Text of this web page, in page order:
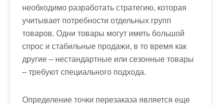
необходимо разработать стратегию, которая
учитывает потребности отдельных групп
товаров. Одни товары могут иметь большой
спрос и стабильные продажи, в то время как
другие – нестандартные или сезонные товары
– требуют специального подхода.
Определение точки перезаказа является еще